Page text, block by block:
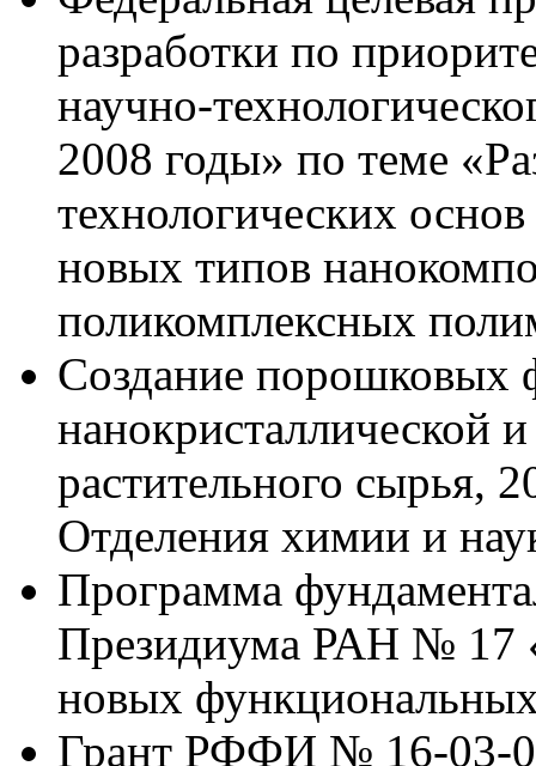
разработки по
научно-
2008 годы» по теме
технологических
новых типов
поликомплексных
Создание порошковых
нанокристаллической
растительного сырья,
Отделения химии и
Программа
Президиума РАН № 17
новых
Грант РФФИ № 16-03-